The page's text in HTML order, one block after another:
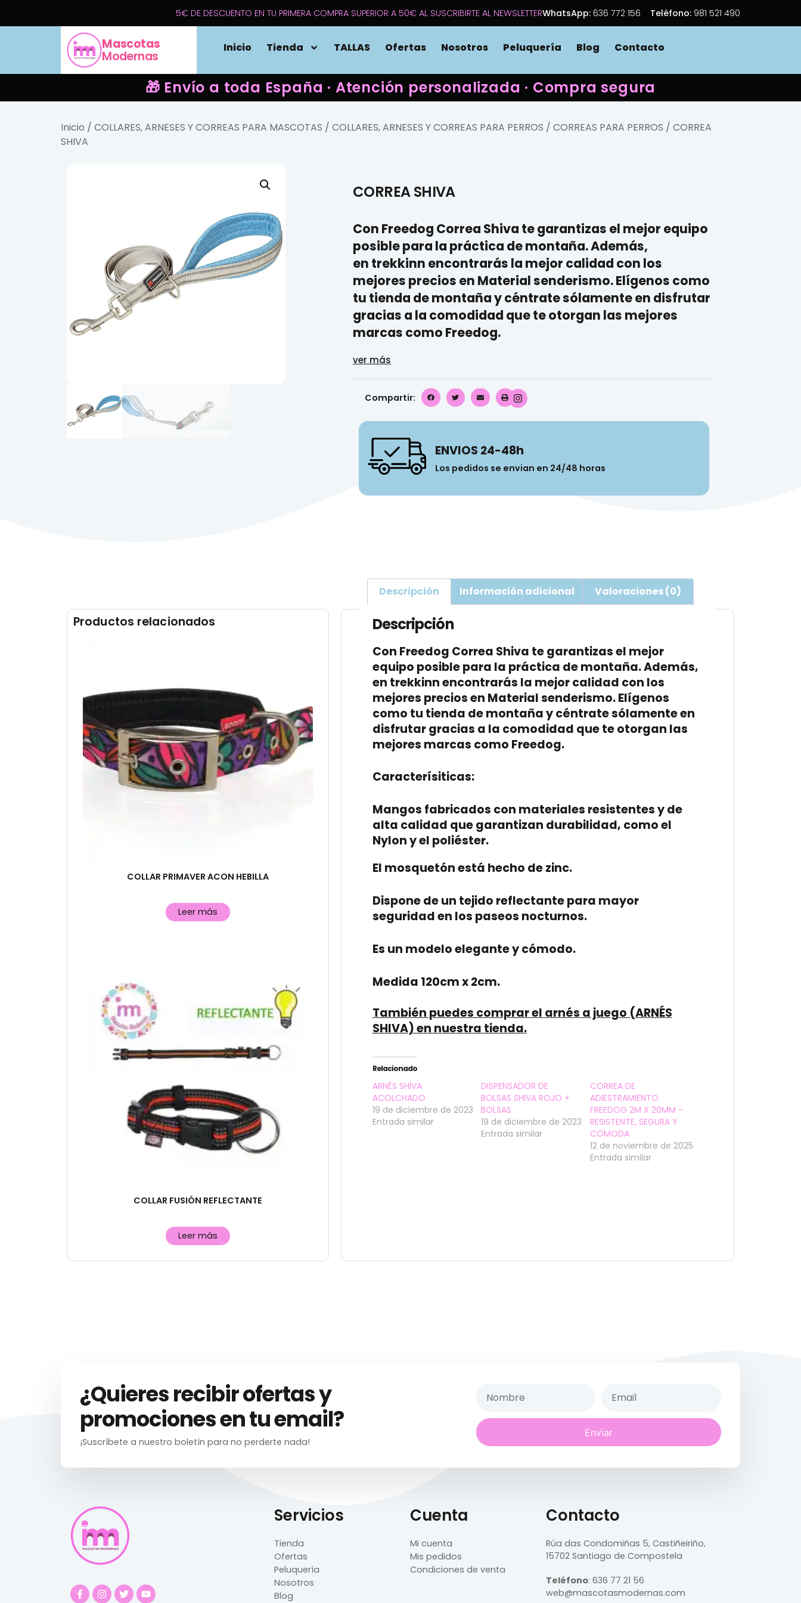
5€ DE DESCUENTO EN TU PRIMERA COMPRA SUPERIOR A 50€ AL SUSCRIBIRTE AL NEWSLETTERWhatsApp: 636 772 156 Teléfono: 981 521 490
Mascotas
Modernas
Inicio Tienda TALLAS Ofertas Nosotros Peluquería Blog Contacto
🎁 Envío a toda España · Atención personalizada · Compra segura
Inicio / COLLARES, ARNESES Y CORREAS PARA MASCOTAS / COLLARES, ARNESES Y CORREAS PARA PERROS / CORREAS PARA PERROS / CORREA
SHIVA
CORREA SHIVA
Con Freedog Correa Shiva te garantizas el mejor equipo
posible para la práctica demontaña. Además,
en trekkinn encontrarás la mejor calidad con los
mejores precios en Material senderismo. Elígenos como
tu tienda demontañay céntrate sólamente en disfrutar
gracias a la comodidad que te otorgan las mejores
marcas como Freedog.
ver más
Compartir:
ENVIOS 24-48h
Los pedidos se envian en 24/48 horas
Productos relacionados
COLLAR PRIMAVER ACON HEBILLA
Leer más
COLLAR FUSIÓN REFLECTANTE
Leer más
Descripción Información adicional Valoraciones (0)
Descripción
Con Freedog Correa Shiva te garantizas el mejor
equipo posible para la práctica demontaña. Además,
en trekkinnencontrarás la mejor calidad con los
mejores precios en Material senderismo. Elígenos
como tu tienda demontañay céntrate sólamente en
disfrutar gracias a la comodidad que te otorgan las
mejores marcas como Freedog.
Caracterísiticas:
Mangos fabricados con materiales resistentes y de
alta calidad que garantizan durabilidad, como el
Nylon y el poliéster.
El mosquetón está hecho de zinc.
Dispone de un tejido reflectante para mayor
seguridad en los paseos nocturnos.
Es un modelo elegante y cómodo.
Medida 120cm x 2cm.
También puedes comprar el arnés a juego (ARNÉS
SHIVA) en nuestra tienda.
Relacionado
ARNÉS SHIVA
ACOLCHADO
19 de diciembre de 2023
Entrada similar
DISPENSADOR DE
BOLSAS SHIVA ROJO +
BOLSAS
19 de diciembre de 2023
Entrada similar
CORREA DE
ADIESTRAMIENTO
FREEDOG 2M X 20MM –
RESISTENTE, SEGURA Y
CÓMODA
12 de noviembre de 2025
Entrada similar
¿Quieres recibir ofertas y
promociones en tu email?
¡Suscríbete a nuestro boletín para no perderte nada!
Enviar
Servicios
Tienda
Ofertas
Peluquería
Nosotros
Blog
Cuenta
Mi cuenta
Mis pedidos
Condiciones de venta
Contacto
Rúa das Condomiñas 5, Castiñeiriño,
15702 Santiago de Compostela
Teléfono: 636 77 21 56
web@mascotasmodernas.com